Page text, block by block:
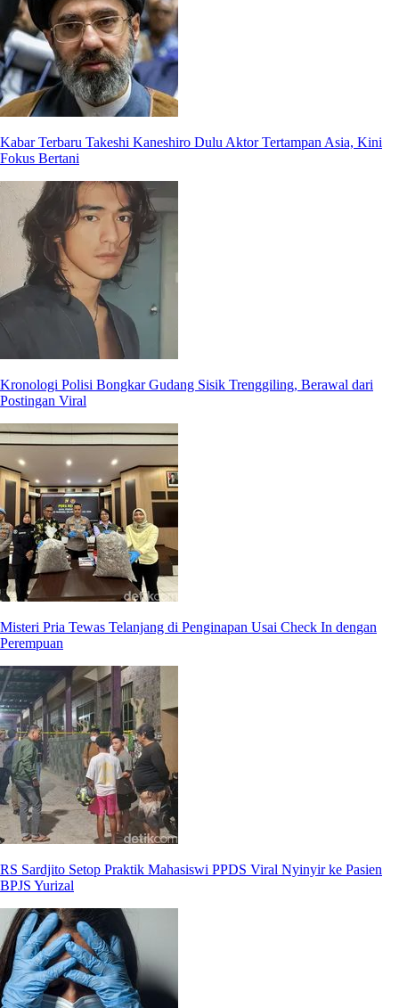
Kabar Terbaru Takeshi Kaneshiro Dulu Aktor Tertampan Asia, Kini
Fokus Bertani
Kronologi Polisi Bongkar Gudang Sisik Trenggiling, Berawal dari
Postingan Viral
Misteri Pria Tewas Telanjang di Penginapan Usai Check In dengan
Perempuan
RS Sardjito Setop Praktik Mahasiswi PPDS Viral Nyinyir ke Pasien
BPJS Yurizal